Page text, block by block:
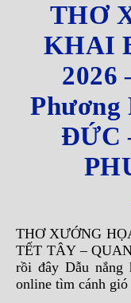
THƠ
KHAI
2026
ĐỨC
THƠ XƯỚNG HỌA – QUANG HÀ – PHƯƠNG HOA
TẾT TÂY –
rồi đây Dẫu nắng
online tìm cánh